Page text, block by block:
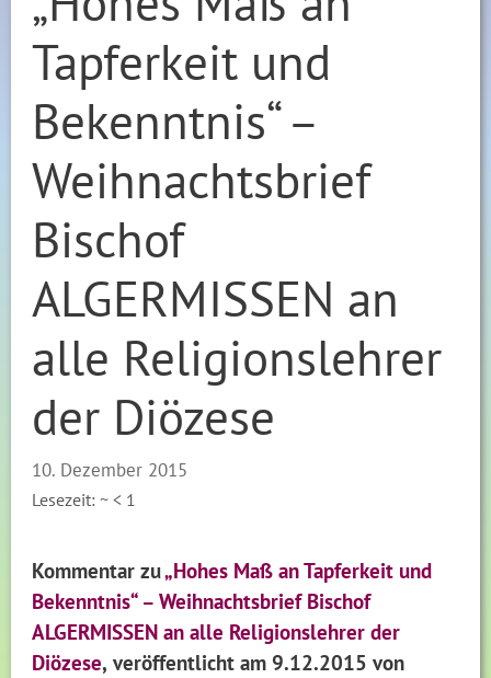
Tapferkeit und
Bekenntnis“ –
Weihnachtsbrief
Bischof
ALGERMISSEN an
alle Religionslehrer
der Diözese
10. Dezember 2015
Lesezeit: ~< 1
Kommentar zu„Hohes Maß an Tapferkeit und
Bekenntnis“ – Weihnachtsbrief Bischof
ALGERMISSEN an alle Religionslehrer der
Diözese, veröffentlichtam 9.12.2015 von